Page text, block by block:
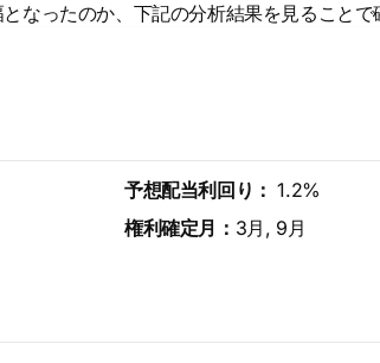
なったのか、下記の分析結果を見ること
予想配当利回り： 1.2%
権利確定月： 3月, 9月